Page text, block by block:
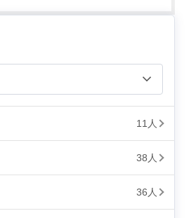
11人
38人
36人